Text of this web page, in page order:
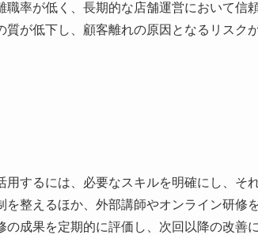
率が低く、長期的な店舗運営において信
が低下し、顧客離れの原因となるリスク
するには、必要なスキルを明確にし、そ
整えるほか、外部講師やオンライン研修
成果を定期的に評価し、次回以降の改善